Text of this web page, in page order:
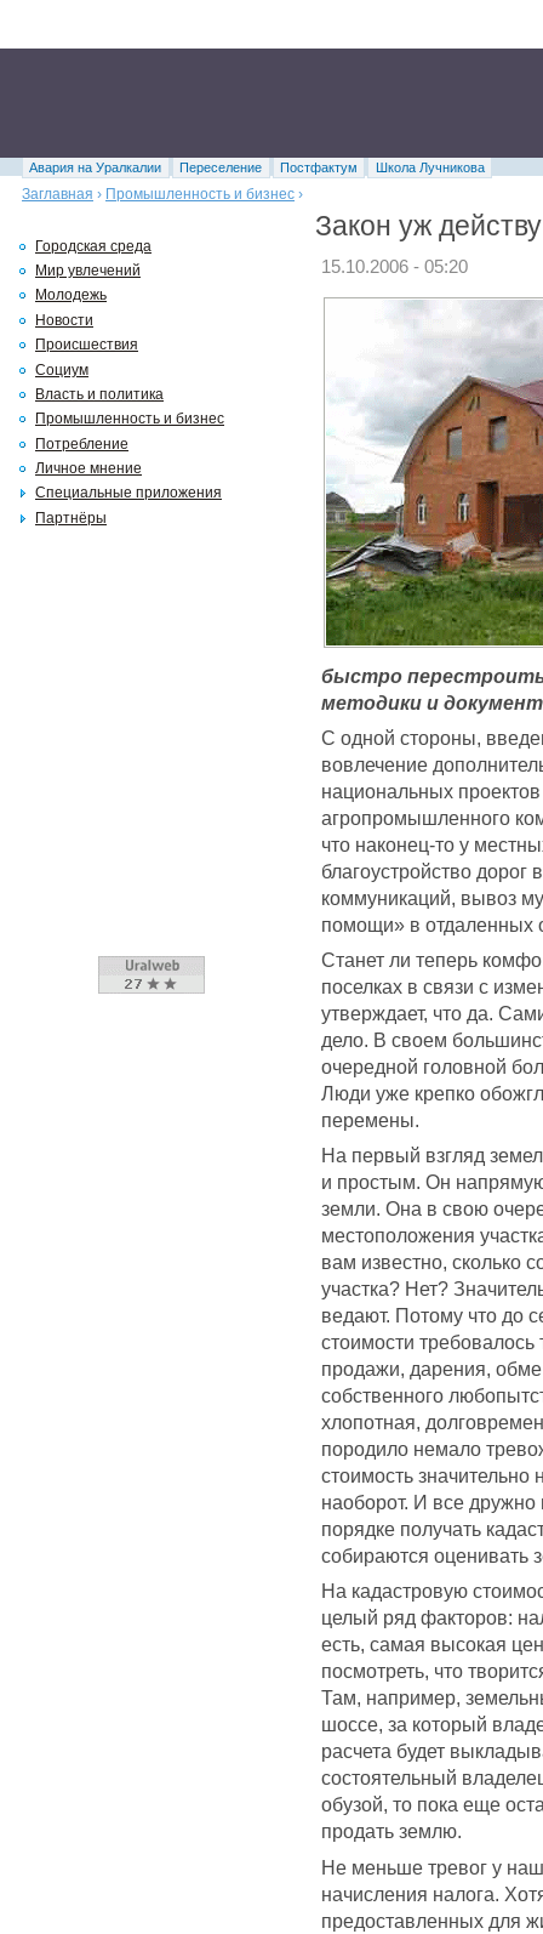
Авария на Уралкалии Переселение Постфактум
Школа Лучникова
Заглавная › Промышленность и бизнес ›
Закон уж
15.10.2006 - 05:20
быстро
методики и
С одной стороны,
вовлечение
национальных
агропромышленного
что наконец-то у
благоустройство
коммуникаций, вывоз
помощи» в отдаленных
Станет ли теперь
поселках в связи с
утверждает, что да.
дело. В своем
очередной головной
Люди уже крепко
перемены.
На первый взгляд
и простым. Он напрямую
земли. Она в свою
местоположения
вам известно, сколько
участка? Нет?
ведают. Потому что до
стоимости требовалось
продажи, дарения,
собственного
хлопотная,
породило немало
стоимость
наоборот. И все дружно
порядке получать
собираются оценивать
На кадастровую
целый ряд факторов:
есть, самая высокая
посмотреть, что
Там, например,
шоссе, за который
расчета будет
состоятельный
обузой, то пока еще
продать землю.
Не меньше тревог у
начисления налога.
предоставленных для
Городская среда
Мир увлечений
Молодежь
Новости
Происшествия
Социум
Власть и политика
Промышленность и бизнес
Потребление
Личное мнение
Специальные приложения
Партнёры